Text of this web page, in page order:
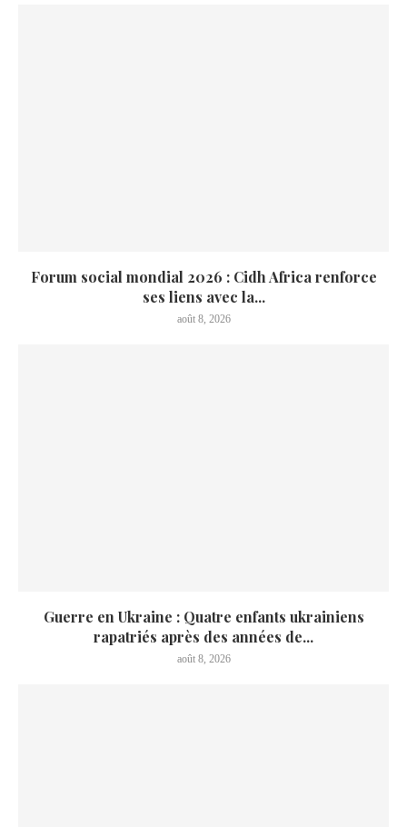
Forum social mondial 2026 : Cidh Africa renforce
ses liens avec la...
août 8, 2026
Guerre en Ukraine : Quatre enfants ukrainiens
rapatriés après des années de...
août 8, 2026